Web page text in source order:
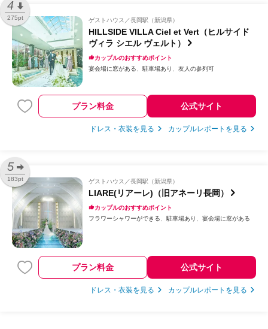
4
275pt ゲストハウス 長岡駅（新潟県）
HILLSIDE VILLA Ciel et Vert（ヒルサイド
ヴィラ シエル ヴェルト）
カップルのおすすめポイント
宴会場に窓がある
駐車場あり 友人の参列可
プラン料金 公式サイト
ドレス・衣装を見る カップルレポートを見る
5
183pt ゲストハウス 長岡駅（新潟県）
LIARE(リアーレ)（旧アネーリ長岡）
カップルのおすすめポイント
フラワーシャワーができる
駐車場あり 宴会場に窓がある
プラン料金 公式サイト
ドレス・衣装を見る カップルレポートを見る